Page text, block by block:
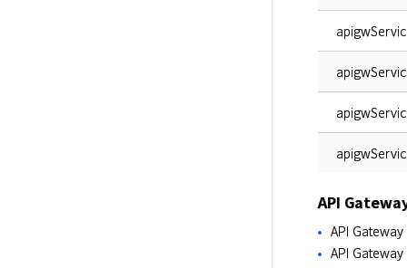
API
API Gateway
API Gateway